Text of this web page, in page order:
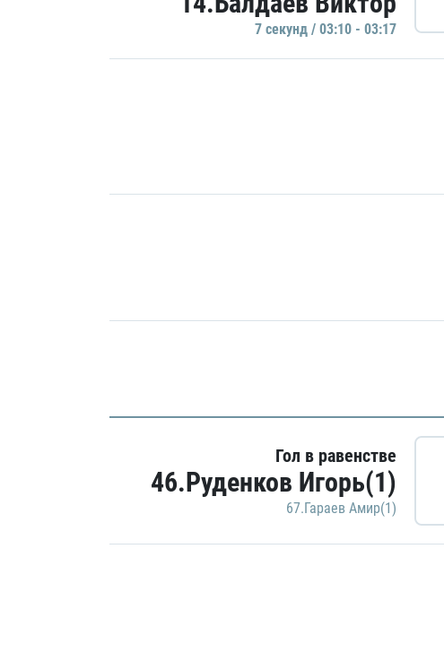
7 секунд / 03:10 - 03:17
Гол в равенстве
46.Руденков Игорь(1)
67.Гараев Амир(1)